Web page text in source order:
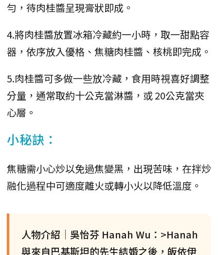
勻，待肉桂醬呈現膏狀即成。
4.將肉桂醬放置冰箱冷藏約一小時，取一甜點容
器，依序放入優格、焦糖肉桂醬、核桃即完成。
5.肉桂醬可多做一些放冷藏，食用時視喜好調整
分量，通常取約十公克當淋醬，或 20公克當夾
心層。
小秘訣：
焦糖需小心炒以免過焦變黑，出現苦味，在拌炒
融化過程中可適度離火或轉小火以降低溫度。
人物介紹│吳怡芬 Hanah Wu：>Hanah
與來自巴基斯坦的先生結婚之後，皈依伊